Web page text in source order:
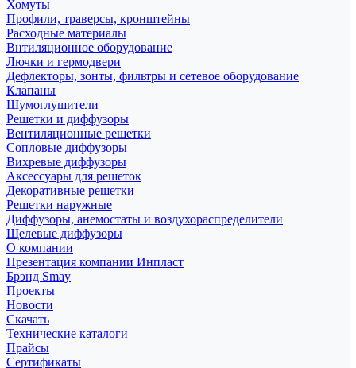
Хомуты
Профили, траверсы, кронштейны
Расходные материалы
Внтиляционное оборудование
Лючки и гермодвери
Дефлекторы, зонты, фильтры и сетевое оборудование
Клапаны
Шумоглушители
Решетки и диффузоры
Вентиляционные решетки
Сопловые диффузоры
Вихревые диффузоры
Аксессуары для решеток
Декоративные решетки
Решетки наружные
Диффузоры, анемостаты и воздухораспределители
Щелевые диффузоры
О компании
Презентация компании Инпласт
Брэнд Smay
Проекты
Новости
Скачать
Технические каталоги
Прайсы
Сертификаты